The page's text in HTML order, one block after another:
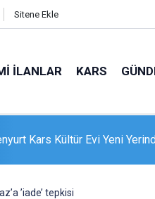
Sitene Ekle
İLANLAR KARS
kurtardı
’iade’ tepkisi